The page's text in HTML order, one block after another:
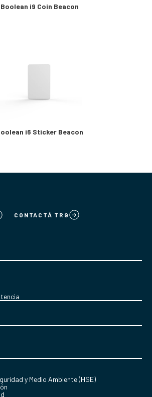
Boolean i9 Coin Beacon
i6 Sticker Beacon
CONTACTÁ TRG
y Medio Ambiente (HSE)